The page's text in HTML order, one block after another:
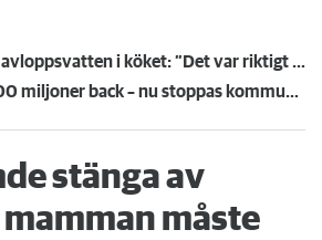
Mikael fick grannens avloppsvatten i köket: ”Det var riktigt vidrigt”
Hyresbostäder går 100 miljoner back – nu stoppas kommunens uttag
stänga av
mamman måste